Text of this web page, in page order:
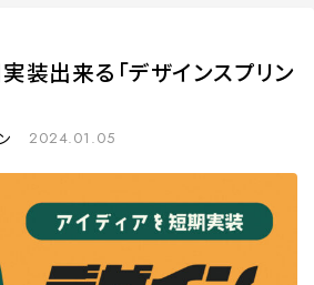
装出来る「デザインスプリン
2024.01.05